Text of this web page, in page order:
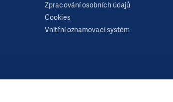
Zpracování osobních údajů
Cookies
Vnitřní oznamovací systém